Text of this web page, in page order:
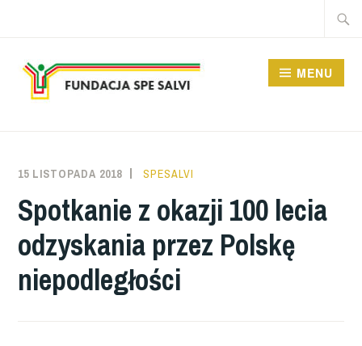
treści
MENU
15 LISTOPADA 2018 SPESALVI
Spotkanie z okazji 100 lecia
odzyskania przez Polskę
niepodległości